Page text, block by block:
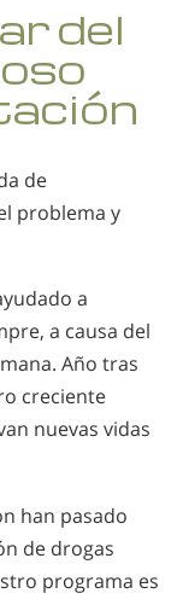
del
de
problema y
a
a causa del
Año tras
creciente
nuevas vidas
han pasado
de drogas
programa es